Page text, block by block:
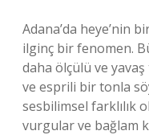
Adana’da heye’nin
ilginç bir fenomen.
daha ölçülü ve yavaş
ve esprili bir tonla
sesbilimsel farklılık
vurgular ve bağlam